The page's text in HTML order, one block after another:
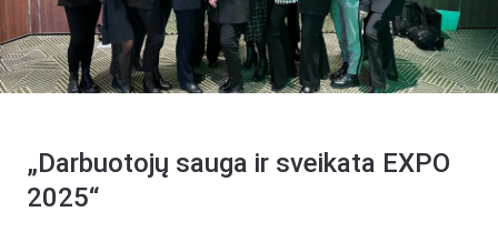
„Darbuotojų sauga ir sveikata EXPO
2025“